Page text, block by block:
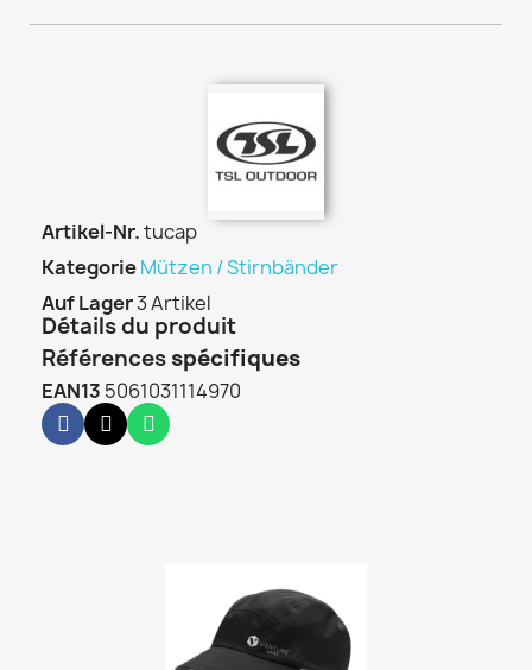
Artikel-Nr.tucap
KategorieMützen / Stirnbänder
Auf Lager3 Artikel
Détails du produit
Références spécifiques
EAN13 5061031114970